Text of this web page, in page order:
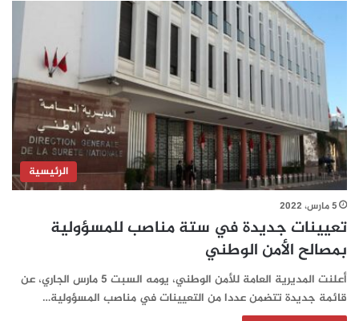
الرئيسية
5 مارس، 2022
تعيينات جديدة في ستة مناصب للمسؤولية
بمصالح الأمن الوطني
أعلنت المديرية العامة للأمن الوطني، يومه السبت 5 مارس الجاري، عن
قائمة جديدة تتضمن عددا من التعيينات في مناصب المسؤولية…